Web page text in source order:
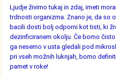
Ljudje živimo tukaj in zdaj, imeti
trdnosti organizma. Znano je, da so
bacili dosti bolj odporni kot tisti, ki
dezinficiranem okolju. Če bomo
ga nesemo v usta gledali pod
pri vseh možnih luknjah, bomo
pamet v roke!